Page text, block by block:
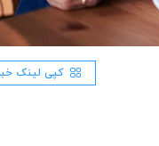
کپی لینک